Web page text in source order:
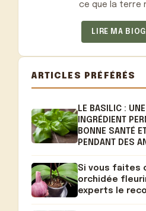
ce que la terre
LIRE MA
ARTICLES PRÉFÉRÉS
LE BASILIC : UNE
INGRÉDIENT
BONNE SANTÉ
PENDANT DES
Si vous faites
orchidée
experts le